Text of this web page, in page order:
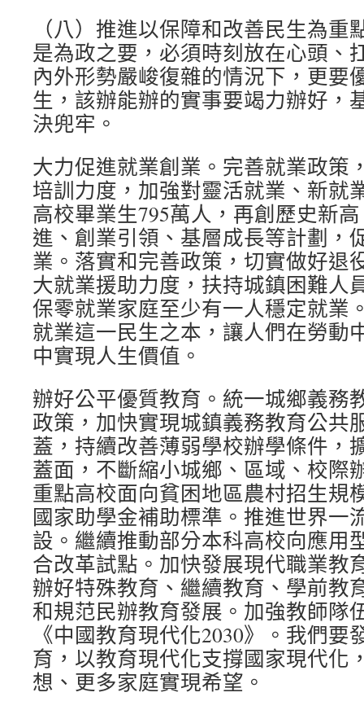
（八）推進以保障和改善民生為重
是為政之要，必須時刻放在心頭、
內外形勢嚴峻復雜的情況下，更要
生，該辦能辦的實事要竭力辦好，
決兜牢。
大力促進就業創業。完善就業政策
培訓力度，加強對靈活就業、新就
高校畢業生795萬人，再創歷史新
進、創業引領、基層成長等計劃，
業。落實和完善政策，切實做好退
大就業援助力度，扶持城鎮困難人
保零就業家庭至少有一人穩定就業
就業這一民生之本，讓人們在勞動
中實現人生價值。
辦好公平優質教育。統一城鄉義務
政策，加快實現城鎮義務教育公共
蓋，持續改善薄弱學校辦學條件，
蓋面，不斷縮小城鄉、區域、校際
重點高校面向貧困地區農村招生規
國家助學金補助標準。推進世界一
設。繼續推動部分本科高校向應用
合改革試點。加快發展現代職業教
辦好特殊教育、繼續教育、學前教
和規范民辦教育發展。加強教師隊
《中國教育現代化2030》。我們要
育，以教育現代化支撐國家現代化
想、更多家庭實現希望。